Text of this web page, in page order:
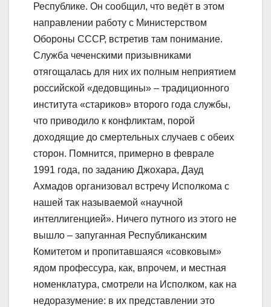
Республике. Он сообщил, что ведёт в этом
направлении работу с Министерством
Обороны СССР, встретив там понимание.
Служба чеченскими призывниками
отягощалась для них их полным неприятием
российской «дедовщины» – традиционного
института «стариков» второго года службы,
что приводило к конфликтам, порой
доходящие до смертельных случаев с обеих
сторон. Помнится, примерно в феврале
1991 года, по заданию Джохара, Дауд
Ахмадов организовал встречу Исполкома с
нашей так называемой «научной
интеллигенцией». Ничего путного из этого не
вышло – запуганная Республиканским
Комитетом и пропитавшаяся «совковым»
ядом профессура, как, впрочем, и местная
номенклатура, смотрели на Исполком, как на
недоразумение: в их представлении это